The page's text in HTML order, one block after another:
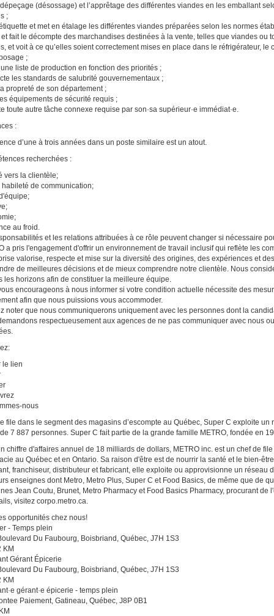
(désossage) et l’apprêtage des différentes viandes en les emballant
;
et met en étalage les différentes viandes préparées selon les normes
fait le décompte des marchandises destinées à la vente, telles que viandes ou
et voit à ce qu’elles soient correctement mises en place dans le réfrigérateur,
;
liste de production en fonction des priorités ;
les standards de salubrité gouvernementaux ;
propreté de son département ;
équipements de sécurité requis ;
toute autre tâche connexe requise par son·sa supérieur·e immédiat·e.
:
d’une à trois années dans un poste similaire est un atout.
recherchées :
vers la clientèle;
habileté de communication;
au froid.
et les relations attribuées à ce rôle peuvent changer si nécessaire
a pris l'engagement d'offrir un environnement de travail inclusif qui reflète les
valorise, respecte et mise sur la diversité des origines, des expériences et
de meilleures décisions et de mieux comprendre notre clientèle. Nous
les horizons afin de constituer la meilleure équipe.
encourageons à nous informer si votre condition actuelle nécessite des
afin que nous puissions vous accommoder.
noter que nous communiquerons uniquement avec les personnes dont la
respectueusement aux agences de ne pas communiquer avec nous
le lien
nous
file dans le segment des magasins d’escompte au Québec, Super C exploite
7 887 personnes. Super C fait partie de la grande famille METRO, fondée en
chiffre d'affaires annuel de 18 milliards de dollars, METRO inc. est un chef de
au Québec et en Ontario. Sa raison d'être est de nourrir la santé et le bien-
franchiseur, distributeur et fabricant, elle exploite ou approvisionne un réseau
enseignes dont Metro, Metro Plus, Super C et Food Basics, de même que de
Jean Coutu, Brunet, Metro Pharmacy et Food Basics Pharmacy, procurant
visitez corpo.metro.ca.
opportunités chez nous!
- Temps plein
Du Faubourg, Boisbriand, Québec, J7H 1S3
KM
Gérant Épicerie
Du Faubourg, Boisbriand, Québec, J7H 1S3
KM
gérant·e épicerie - temps plein
Paiement, Gatineau, Québec, J8P 0B1